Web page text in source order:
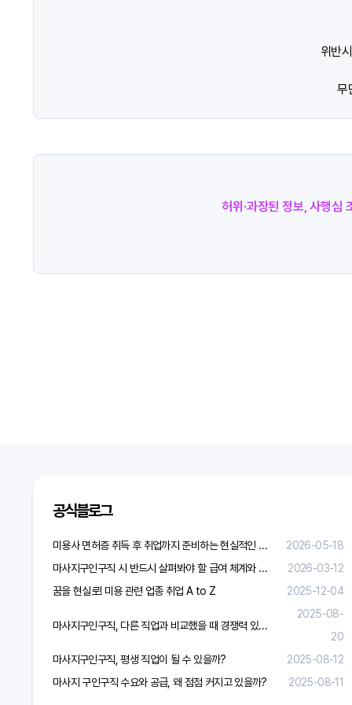
위반
무
허위·과장된 정보, 사행심
공식블로그
미용사 면허증 취득 후 취업까지 준비하는 현실적인 방법
2026-05-18
마사지구인구직 시 반드시 살펴봐야 할 급여 체계와 합리적 보상 가이드
2026-03-12
꿈을 현실로! 미용 관련 업종 취업 A to Z
2025-12-04
마사지구인구직, 다른 직업과 비교했을 때 경쟁력 있을까?
2025-08-
20
마사지구인구직, 평생 직업이 될 수 있을까?
2025-08-12
마사지 구인구직 수요와 공급, 왜 점점 커지고 있을까?
2025-08-11